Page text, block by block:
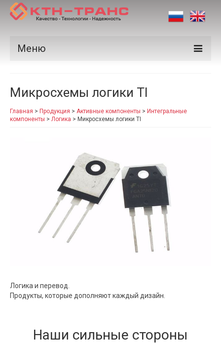
Меню
Производители
Рынки
Микросхемы логики TI
Главная > Продукция > Активные компоненты > Интегральные
компоненты > Логика > Микросхемы логики TI
Логика и перевод.
Продукты, которые дополняют каждый дизайн.
Наши сильные стороны